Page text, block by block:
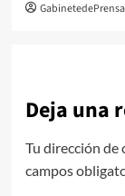
GabinetedePrensa
Deja una
Tu dirección de
campos